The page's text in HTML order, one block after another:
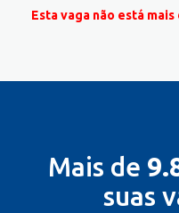
Esta vaga não está
Mais de
suas